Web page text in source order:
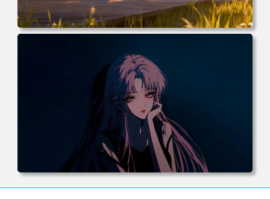
电脑壁纸 动漫 小白 日落 木栈道 田野 蜡笔小新 遛小白 麦田
电脑桌面 高清壁纸 壁纸下载 壁纸大全